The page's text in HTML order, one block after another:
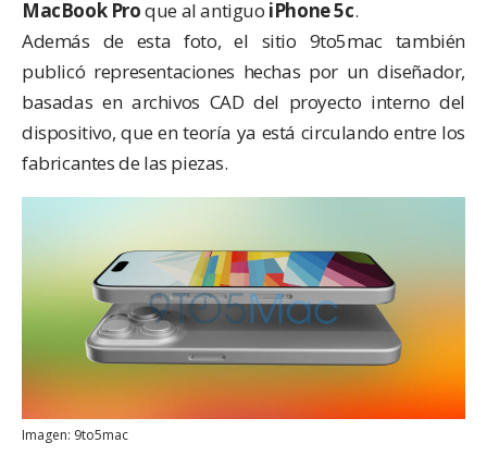
MacBook Proque al antiguo iPhone 5c.
Además de esta foto, el sitio 9to5mactambién
publicó representaciones hechas por un diseñador,
basadas en archivos CAD del proyecto interno del
dispositivo, que en teoría ya está circulando entre los
fabricantes de las piezas.
Imagen: 9to5mac